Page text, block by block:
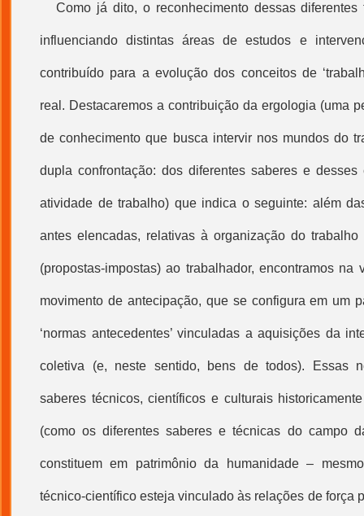
Como já dito, o reconhecimento dessas
influenciando distintas áreas de estudos e
contribuído para a evolução dos conceitos de ‘
real . Destacaremos a contribuição da ergologia (uma
de conhecimento que busca intervir nos mundos do
dupla confrontação: dos diferentes saberes e
atividade de trabalho) que indica o seguinte: além
antes elencadas, relativas à organização do
(propostas-impostas) ao trabalhador, encontramos
movimento de antecipação, que se configura em um
‘normas antecedentes’ vinculadas a aquisições da
coletiva (e, neste sentido, bens de todos). Essas
saberes técnicos, científicos e culturais
(como os diferentes saberes e técnicas do campo
constituem em patrimônio da humanidade –
técnico-científico esteja vinculado às relações de força